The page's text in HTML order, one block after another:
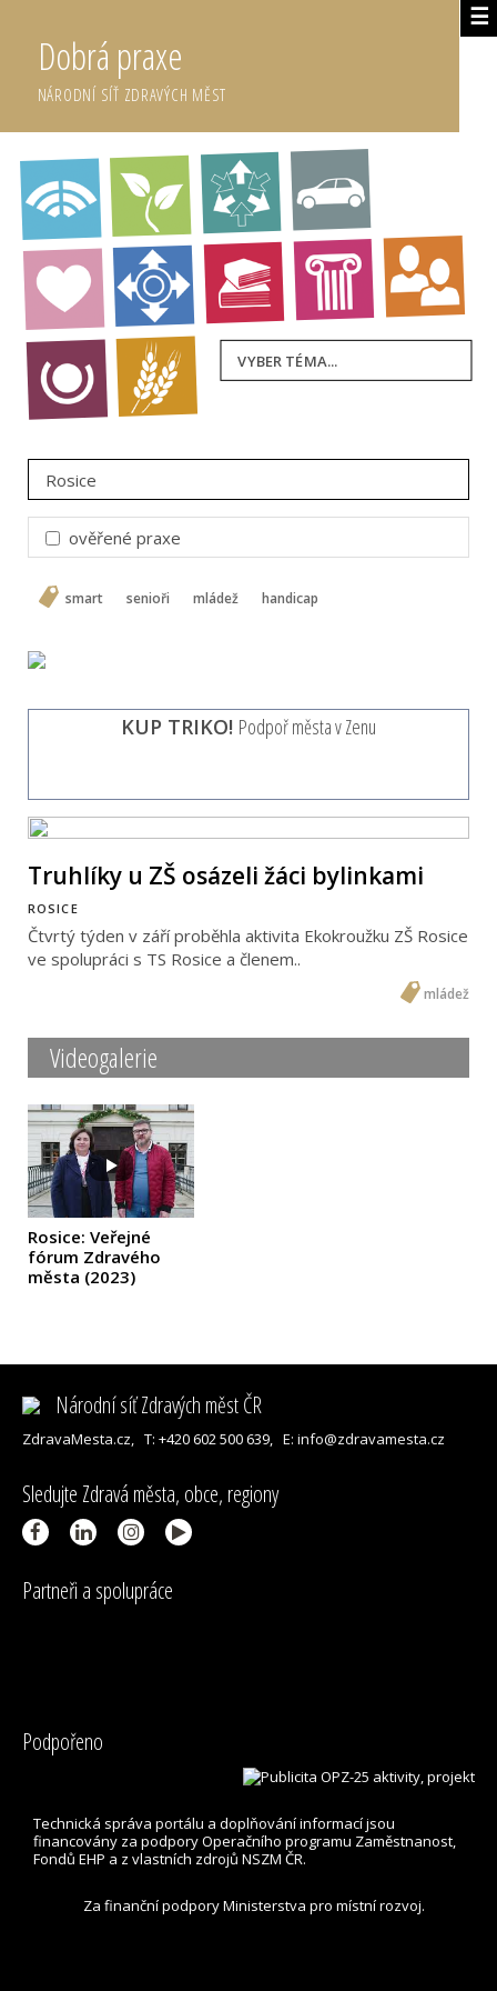
☰
Dobrá praxe
NÁRODNÍ SÍŤ ZDRAVÝCH MĚST
VYBER TÉMA...
Rosice
ověřené praxe
smart senioři mládež handicap
KUP TRIKO! Podpoř města v Zenu
Truhlíky u ZŠ osázeli žáci bylinkami
ROSICE
Čtvrtý týden v září proběhla aktivita Ekokroužku ZŠ Rosice
ve spolupráci s TS Rosice a členem..
mládež
Videogalerie
Rosice: Veřejné
fórum Zdravého
města (2023)
Národní síť Zdravých měst ČR
ZdravaMesta.cz, T: +420 602 500 639, E: info@zdravamesta.cz
Sledujte Zdravá města, obce, regiony
Partneři a spolupráce
Podpořeno
Technická správa portálu a doplňování informací jsou
financovány za podpory Operačního programu Zaměstnanost,
Fondů EHP a z vlastních zdrojů NSZM ČR.
Za finanční podpory Ministerstva pro místní rozvoj.